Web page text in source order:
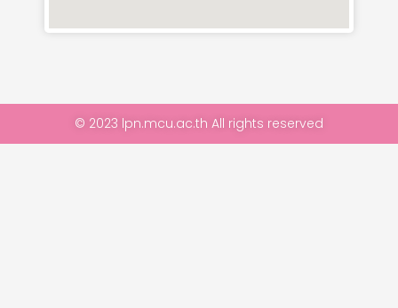
© 2023 lpn.mcu.ac.th All rights reserved